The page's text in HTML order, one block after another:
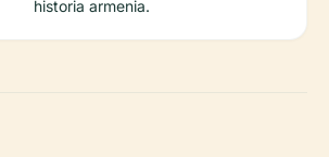
historia armenia.